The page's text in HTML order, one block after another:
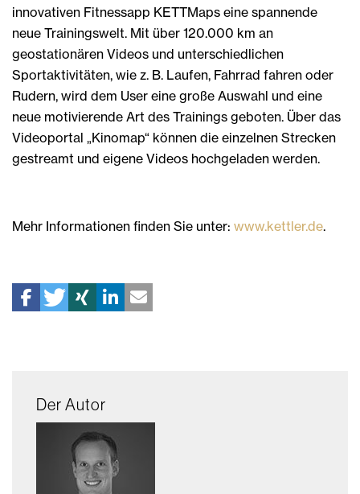
innovativen Fitnessapp KETTMaps eine spannende
neue Trainingswelt. Mit über 120.000 km an
geostationären Videos und unterschiedlichen
Sportaktivitäten, wie z. B. Laufen, Fahrrad fahren oder
Rudern, wird dem User eine große Auswahl und eine
neue motivierende Art des Trainings geboten. Über das
Videoportal „Kinomap“ können die einzelnen Strecken
gestreamt und eigene Videos hochgeladen werden.
Mehr Informationen finden Sie unter: www.kettler.de.
Der Autor